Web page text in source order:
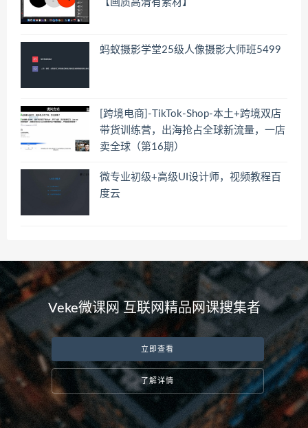
【画质高清有素材】
蚂蚁摄影学堂25级人像摄影大师班5499
[跨境电商]-TikTok-Shop-本土+跨境双店
带货训练营，出海抢占全球新流量，一店
卖全球（第16期）
微专业初级+高级UI设计师，视频教程百
度云
Veke微课网 互联网精品网课搜集者
立即查看
了解详情